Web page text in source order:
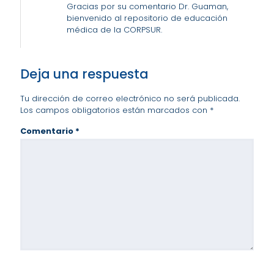
Gracias por su comentario Dr. Guaman,
bienvenido al repositorio de educación
médica de la CORPSUR.
Deja una respuesta
Tu dirección de correo electrónico no será publicada.
Los campos obligatorios están marcados con *
Comentario *